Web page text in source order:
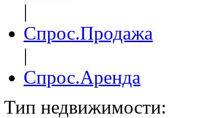
|
Спрос.Продажа
|
Спрос.Аренда
Тип недвижимости: